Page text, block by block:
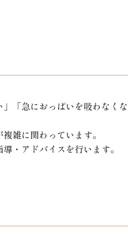
「急におっぱいを吸わなく
雑に関わっています。
・アドバイスを行います。